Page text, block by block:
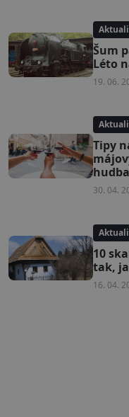
Šum
Léto
19. 06.
Tipy
30. 04.
10
tak,
16. 04.